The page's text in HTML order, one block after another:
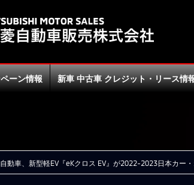
ーン情報 新車 中古車 クレジット・リース情
動車、新型軽EV『eKクロス EV』が2022-2023日本カー